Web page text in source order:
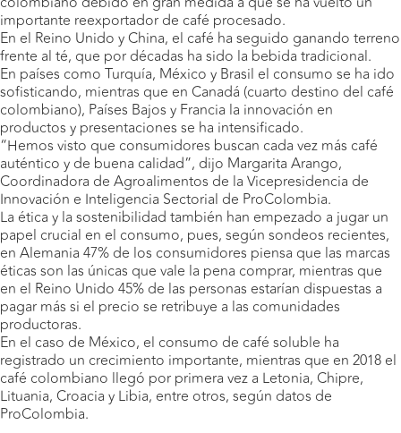
importante reexportador de café procesado.
En el Reino Unido y China, el café ha seguido ganando terreno
frente al té, que por décadas ha sido la bebida tradicional.
En países como Turquía, México y Brasil el consumo se ha ido
sofisticando, mientras que en Canadá (cuarto destino del café
colombiano), Países Bajos y Francia la innovación en
productos y presentaciones se ha intensificado.
“Hemos visto que consumidores buscan cada vez más café
auténtico y de buena calidad”, dijo Margarita Arango,
Coordinadora de Agroalimentos de la Vicepresidencia de
Innovación e Inteligencia Sectorial de ProColombia.
La ética y la sostenibilidad también han empezado a jugar un
papel crucial en el consumo, pues, según sondeos recientes,
en Alemania 47% de los consumidores piensa que las marcas
éticas son las únicas que vale la pena comprar, mientras que
en el Reino Unido 45% de las personas estarían dispuestas a
pagar más si el precio se retribuye a las comunidades
productoras.
En el caso de México, el consumo de café soluble ha
registrado un crecimiento importante, mientras que en 2018 el
café colombiano llegó por primera vez a Letonia, Chipre,
Lituania, Croacia y Libia, entre otros, según datos de
ProColombia.